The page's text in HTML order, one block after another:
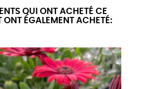
QUI ONT ACHETÉ CE
ONT ÉGALEMENT ACHETÉ: